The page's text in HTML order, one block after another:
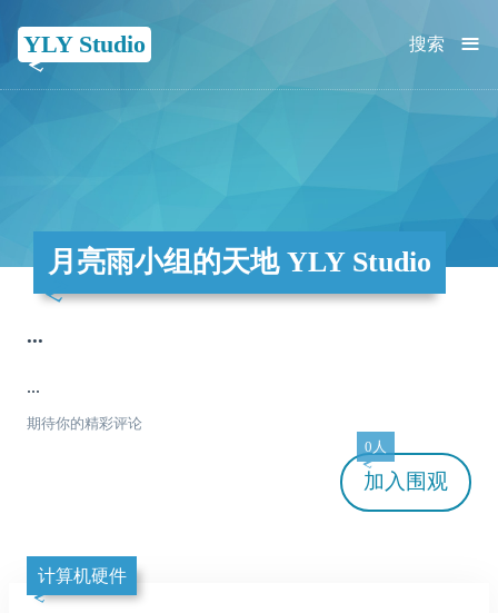
YLY Studio ≡
搜索
月亮雨小组的天地 YLY Studio
...
...
期待你的精彩评论
加入
0人
围观
计算机硬件